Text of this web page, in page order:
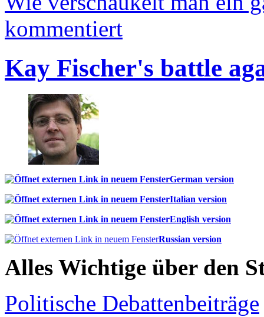
kommentiert
Kay Fischer's battle
German version
Italian version
English version
Russian version
Alles Wichtige über den
Politische Debattenbeiträge